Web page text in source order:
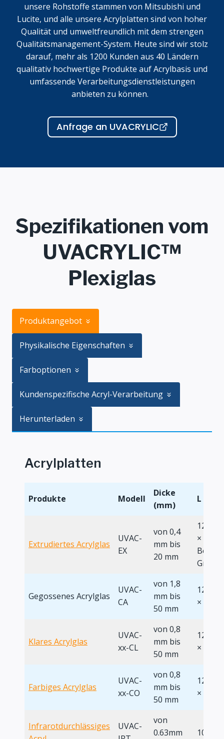
unsere Rohstoffe stammen von Mitsubishi und
Lucite, und alle unsere Acrylplatten sind von hoher
Qualität und umweltfreundlich mit dem strengen
Qualitätsmanagement-System. Heute sind wir stolz
darauf, mehr als 1200 Kunden aus 40 Ländern
qualitativ hochwertige Produkte auf Acrylbasis und
umfassende Verarbeitungsdienstleistungen
anbieten zu können.
Anfrage an UVACRYLIC
Spezifikationen vom
UVACRYLIC™
Plexiglas
Produktangebot
Physikalische Eigenschaften
Farboptionen
Kundenspezifische Acryl-Verarbeitung
Herunterladen
Acrylplatten
Produkte Modell
Dicke
(mm)
L x B
Extrudiertes Acrylglas
UVAC-
EX
von 0,4
mm bis
20 mm
1220
× 2000,
Größe
Gegossenes Acrylglas
UVAC-
CA
von 1,8
mm bis
50 mm
1220
× 2000
Klares Acrylglas
UVAC-
xx-CL
von 0,8
mm bis
50 mm
1220
× 2000
Farbiges Acrylglas
UVAC-
xx-CO
von 0,8
mm bis
50 mm
1220
× 2000
Infrarotdurchlässiges
UVAC-
von
0.63mm
1080